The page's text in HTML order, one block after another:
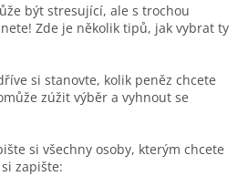
být stresující, ale s trochou
Zde je několik tipů, jak vybrat ty
si stanovte, kolik peněz chcete
zúžit výběr a vyhnout se
si všechny osoby, kterým chcete
zapište: